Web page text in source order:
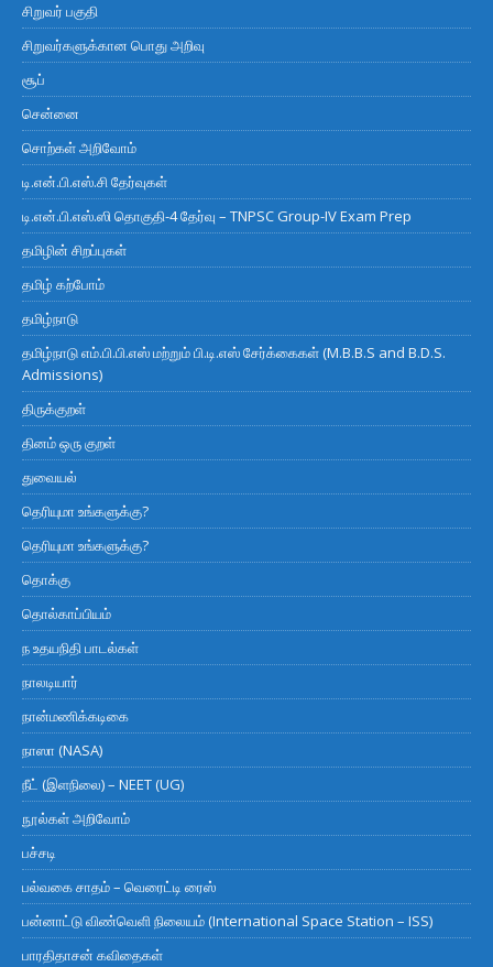
சிறுவர் பகுதி
சிறுவர்களுக்கான பொது அறிவு
சூப்
சென்னை
சொற்கள் அறிவோம்
டி.என்.பி.எஸ்.சி தேர்வுகள்
டி.என்.பி.எஸ்.ஸி தொகுதி-4 தேர்வு – TNPSC Group-IV Exam Prep
தமிழின் சிறப்புகள்
தமிழ் கற்போம்
தமிழ்நாடு
தமிழ்நாடு எம்.பி.பி.எஸ் மற்றும் பி.டி.எஸ் சேர்க்கைகள் (M.B.B.S and B.D.S.
Admissions)
திருக்குறள்
தினம் ஒரு குறள்
துவையல்
தெரியுமா உங்களுக்கு?
தெரியுமா உங்களுக்கு?
தொக்கு
தொல்காப்பியம்
ந உதயநிதி பாடல்கள்
நாலடியார்
நான்மணிக்கடிகை
நாஸா (NASA)
நீட் (இளநிலை) – NEET (UG)
நூல்கள் அறிவோம்
பச்சடி
பல்வகை சாதம் – வெரைட்டி ரைஸ்
பன்னாட்டு விண்வெளி நிலையம் (International Space Station – ISS)
பாரதிதாசன் கவிதைகள்